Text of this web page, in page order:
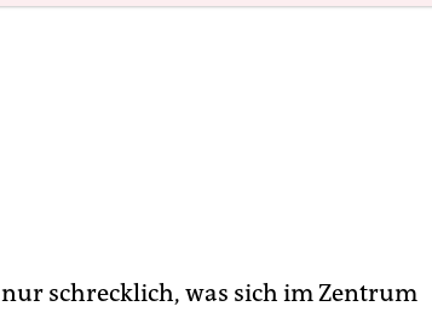
schrecklich, was sich im Zentrum